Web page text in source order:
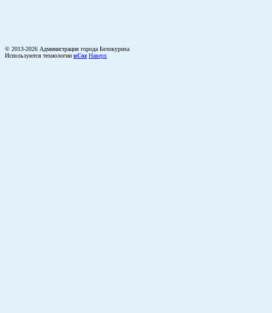
© 2013-2026 Администрация города Белокуриха
Используются технологии uCoz Наверх